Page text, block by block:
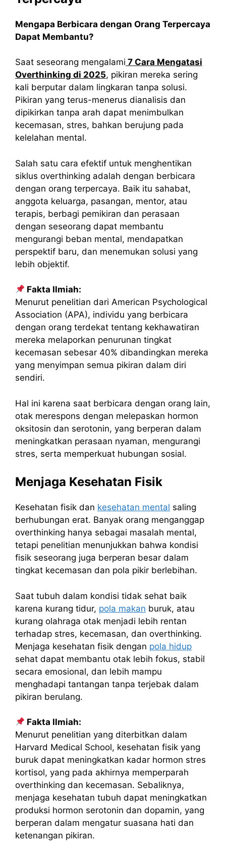
Mengapa Berbicara dengan Orang Terpercaya
Dapat Membantu?
Saat seseorang mengalami 7 Cara Mengatasi
Overthinking di 2025, pikiran mereka sering
kali berputar dalam lingkaran tanpa solusi.
Pikiran yang terus-menerus dianalisis dan
dipikirkan tanpa arah dapat menimbulkan
kecemasan, stres, bahkan berujung pada
kelelahan mental.
Salah satu cara efektif untuk menghentikan
siklus overthinking adalah dengan berbicara
dengan orang terpercaya. Baik itu sahabat,
anggota keluarga, pasangan, mentor, atau
terapis, berbagi pemikiran dan perasaan
dengan seseorang dapat membantu
mengurangi beban mental, mendapatkan
perspektif baru, dan menemukan solusi yang
lebih objektif.
Fakta Ilmiah:
Menurut penelitian dari American Psychological
Association (APA), individu yang berbicara
dengan orang terdekat tentang kekhawatiran
mereka melaporkan penurunan tingkat
kecemasan sebesar 40% dibandingkan mereka
yang menyimpan semua pikiran dalam diri
sendiri.
Hal ini karena saat berbicara dengan orang lain,
otak merespons dengan melepaskan hormon
oksitosin dan serotonin, yang berperan dalam
meningkatkan perasaan nyaman, mengurangi
stres, serta memperkuat hubungan sosial.
Menjaga Kesehatan Fisik
Kesehatan fisik dan kesehatan mental saling
berhubungan erat. Banyak orang menganggap
overthinking hanya sebagai masalah mental,
tetapi penelitian menunjukkan bahwa kondisi
fisik seseorang juga berperan besar dalam
tingkat kecemasan dan pola pikir berlebihan.
Saat tubuh dalam kondisi tidak sehat baik
karena kurang tidur, pola makan buruk, atau
kurang olahraga otak menjadi lebih rentan
terhadap stres, kecemasan, dan overthinking.
Menjaga kesehatan fisik dengan pola hidup
sehat dapat membantu otak lebih fokus, stabil
secara emosional, dan lebih mampu
menghadapi tantangan tanpa terjebak dalam
pikiran berulang.
Fakta Ilmiah:
Menurut penelitian yang diterbitkan dalam
Harvard Medical School, kesehatan fisik yang
buruk dapat meningkatkan kadar hormon stres
kortisol, yang pada akhirnya memperparah
overthinking dan kecemasan. Sebaliknya,
menjaga kesehatan tubuh dapat meningkatkan
produksi hormon serotonin dan dopamin, yang
berperan dalam mengatur suasana hati dan
ketenangan pikiran.